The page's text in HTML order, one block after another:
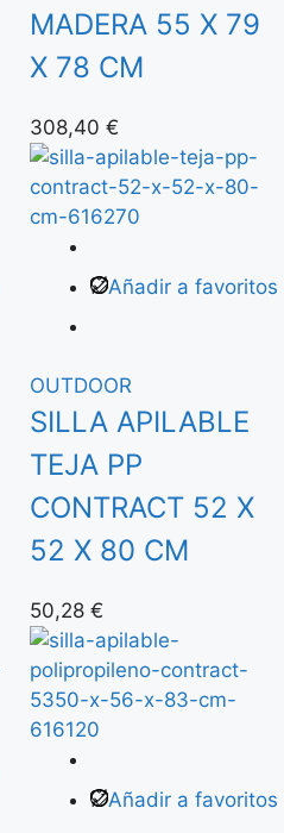
MADERA 55 X 79
X 78 CM
308,40 €
Añadir a favoritos
OUTDOOR
SILLA APILABLE
TEJA PP
CONTRACT 52 X
52 X 80 CM
50,28 €
Añadir a favoritos